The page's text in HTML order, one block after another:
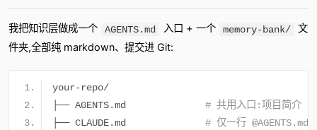
我把知识层做成一个 AGENTS.md 入口 + 一个 memory-bank/
文
件夹,全部纯 markdown、提交进 Git:
your-repo/
├── AGENTS.md # 共用入口:项目简介
├── CLAUDE.md # 仅一行